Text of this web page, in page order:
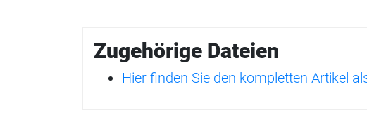
Zugehörige Dateien
Hier finden Sie den kompletten Artikel